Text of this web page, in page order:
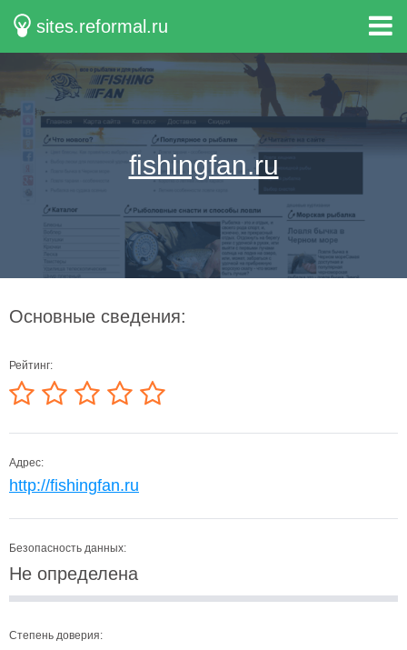
sites.reformal.ru
fishingfan.ru
Основные сведения:
Рейтинг:
Адрес:
http://fishingfan.ru
Безопасность данных:
Не определена
Степень доверия: